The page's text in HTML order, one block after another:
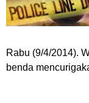
Rabu (9/4/2014).
benda